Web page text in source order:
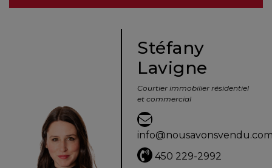
Évaluation
Stéfany
Lavigne
Courtier immobilier résidentiel
et commercial
450 229-2992